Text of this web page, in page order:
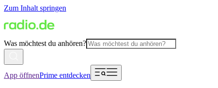
Zum Inhalt springen
Was möchtest du anhören?
App öffnenPrime entdecken